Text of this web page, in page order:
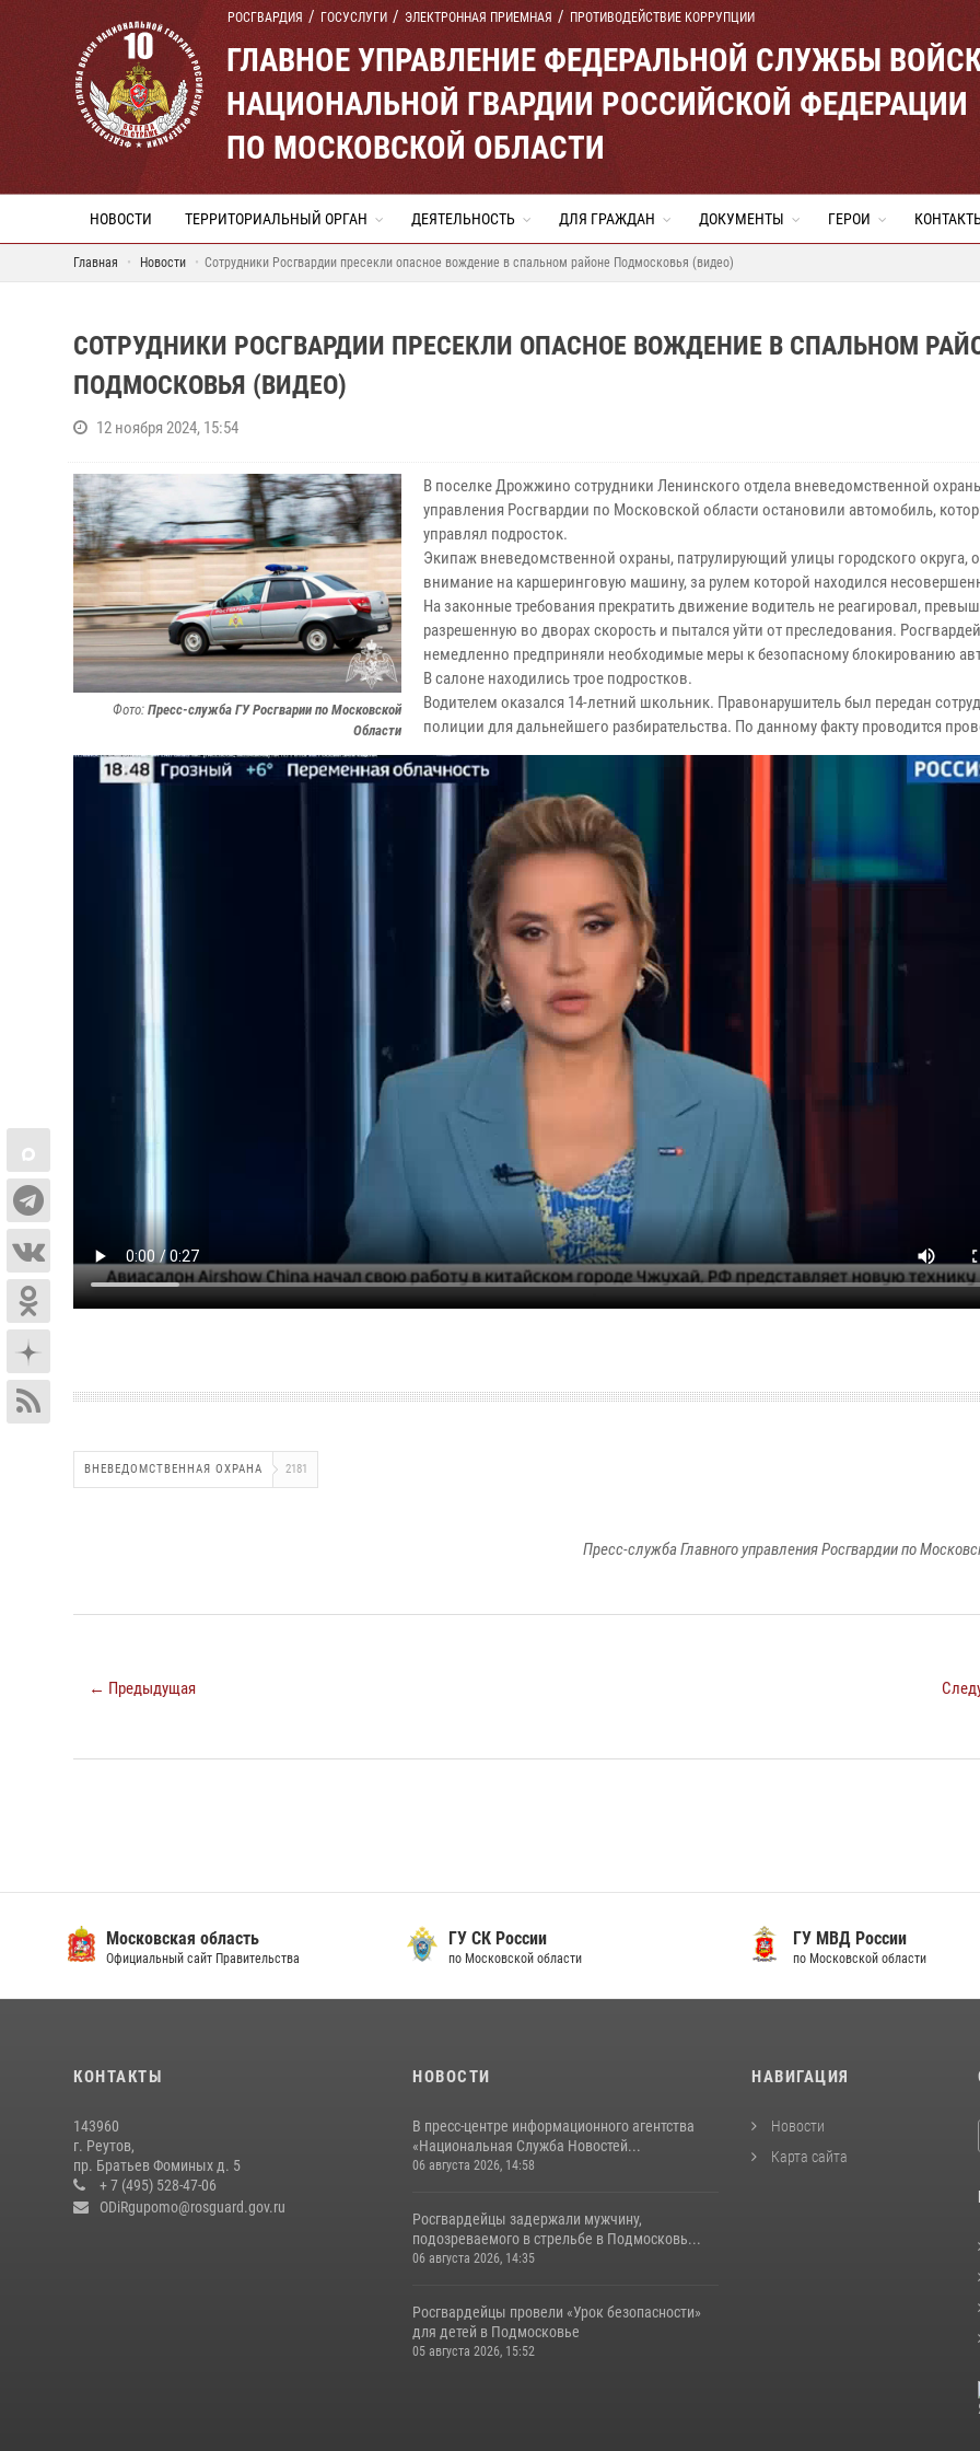
РОСГВАРДИЯ ГОСУСЛУГИ ЭЛЕКТРОННАЯ ПРИЕМНАЯ ПРОТИВОДЕЙСТВИЕ КОРРУПЦИИ
ГЛАВНОЕ УПРАВЛЕНИЕ ФЕДЕРАЛЬНОЙ СЛУЖБЫ
НАЦИОНАЛЬНОЙ ГВАРДИИ РОССИЙСКОЙ ФЕДЕРАЦИИ
ПО МОСКОВСКОЙ ОБЛАСТИ
НОВОСТИ ТЕРРИТОРИАЛЬНЫЙ ОРГАН ДЕЯТЕЛЬНОСТЬ ДЛЯ ГРАЖДАН ДОКУМЕНТЫ ГЕРОИ
Главная Новости Сотрудники Росгвардии пресекли опасное вождение в спальном районе Подмосковья (видео)
СОТРУДНИКИ РОСГВАРДИИ ПРЕСЕКЛИ ОПАСНОЕ ВОЖДЕНИЕ В СПАЛЬНОМ
ПОДМОСКОВЬЯ (ВИДЕО)
12 ноября 2024, 15:54
Фото: Пресс-служба ГУ Росгварии по Московской
Области
В поселке Дрожжино сотрудники Ленинского отдела вневедомственной
управления Росгвардии по Московской области остановили автомобиль,
управлял подросток.
Экипаж вневедомственной охраны, патрулирующий улицы городского округа,
внимание на каршеринговую машину, за рулем которой находился
На законные требования прекратить движение водитель не реагировал,
разрешенную во дворах скорость и пытался уйти от преследования.
немедленно предприняли необходимые меры к безопасному блокированию
В салоне находились трое подростков.
Водителем оказался 14-летний школьник. Правонарушитель был передан
полиции для дальнейшего разбирательства. По данному факту проводится
ВНЕВЕДОМСТВЕННАЯ ОХРАНА 2181
Пресс-служба Главного управления Росгвардии по
← Предыдущая
Московская область
Официальный сайт Правительства
ГУ СК России
по Московской области
ГУ МВД России
по Московской области
КОНТАКТЫ
143960
г. Реутов,
пр. Братьев Фоминых д. 5
+ 7 (495) 528-47-06
ODiRgupomo@rosguard.gov.ru
НОВОСТИ
В пресс-центре информационного агентства
«Национальная Служба Новостей...
06 августа 2026, 14:58
Росгвардейцы задержали мужчину,
подозреваемого в стрельбе в Подмосковь...
06 августа 2026, 14:35
Росгвардейцы провели «Урок безопасности»
для детей в Подмосковье
05 августа 2026, 15:52
НАВИГАЦИЯ
Новости
Карта сайта